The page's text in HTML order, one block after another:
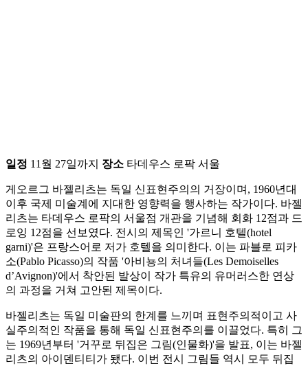
일정 11월 27일까지 장소 타데우스 로팍 서울
게오르그 바젤리츠는 독일 신표현주의의 거장이며, 1960년대
이후 국제 미술계에 지대한 영향력을 행사하는 작가이다. 바젤
리츠는 타데우스 로팍의 서울점 개관을 기념해 회화 12점과 드
로잉 12점을 선보였다. 전시의 제목인 '가르니 호텔(hotel
garni)'은 프랑스어로 저가 호텔을 의미한다. 이는 파블로 피카
소(Pablo Picasso)의 작품 '아비뇽의 처녀들(Les Demoiselles
d’Avignon)'에서 착안된 발상이 작가 특유의 유머러스한 연상
의 과정을 거쳐 고안된 제목이다.
바젤리츠는 독일 미술판의 한계를 느끼며 표현주의적이고 사
실주의적인 작품을 통해 독일 신표현주의를 이끌었다. 특히 그
는 1969년부터 '거꾸로 뒤집은 그림(인물화)'을 발표, 이는 바젤
리츠의 아이덴티티가 됐다. 이번 전시 그림들 역시 모두 뒤집